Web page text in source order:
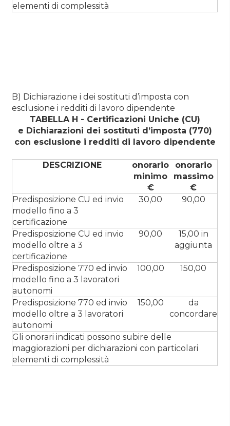
elementi di complessità
B) Dichiarazione i dei sostituti d’imposta con
esclusione i redditi di lavoro dipendente
TABELLA H - Certificazioni Uniche (CU)
e Dichiarazioni dei sostituti d’imposta (770)
con esclusione i redditi di lavoro dipendente
DESCRIZIONE
onorario
minimo
€
onorario
massimo
€
Predisposizione CU ed invio
modello fino a 3
certificazione
30,00 90,00
Predisposizione CU ed invio
modello oltre a 3
certificazione
90,00
15,00 in
aggiunta
Predisposizione 770 ed invio
modello fino a 3 lavoratori
autonomi
100,00 150,00
Predisposizione 770 ed invio
modello oltre a 3 lavoratori
autonomi
150,00
da
concordare
Gli onorari indicati possono subire delle
maggiorazioni per dichiarazioni con particolari
elementi di complessità